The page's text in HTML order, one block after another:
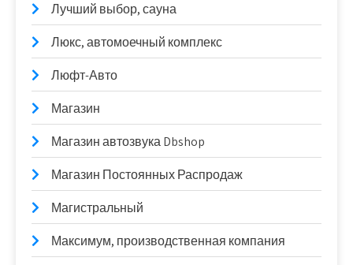
Лучший выбор, сауна
Люкс, автомоечный комплекс
Люфт-Авто
Магазин
Магазин автозвука Dbshop
Магазин Постоянных Распродаж
Магистральный
Максимум, производственная компания